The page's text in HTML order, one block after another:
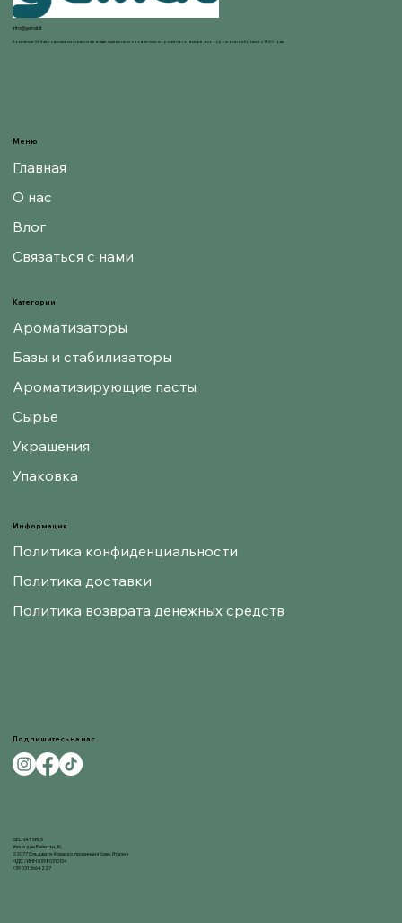
info@gelnat.it
Компания Gelnat родилась из страсти ее владельцев к приготовлению мороженого, в мире, в котором они работают с 1950 года.
Информация
Политика конфиденциальности
Политика доставки
Политика возврата денежных средств
Категории
Ароматизаторы
Базы и стабилизаторы
Ароматизирующие пасты
Сырье
Украшения
Упаковка
Меню
Главная
О нас
Влог
Связаться с нами
Подпишитесь на нас
GELNAT SRLS
Улица деи Байетти, 16,
22077 Ольджате-Комаско, провинция Комо, Италия
НДС / ИНН 03980310134
+39 031 3664227